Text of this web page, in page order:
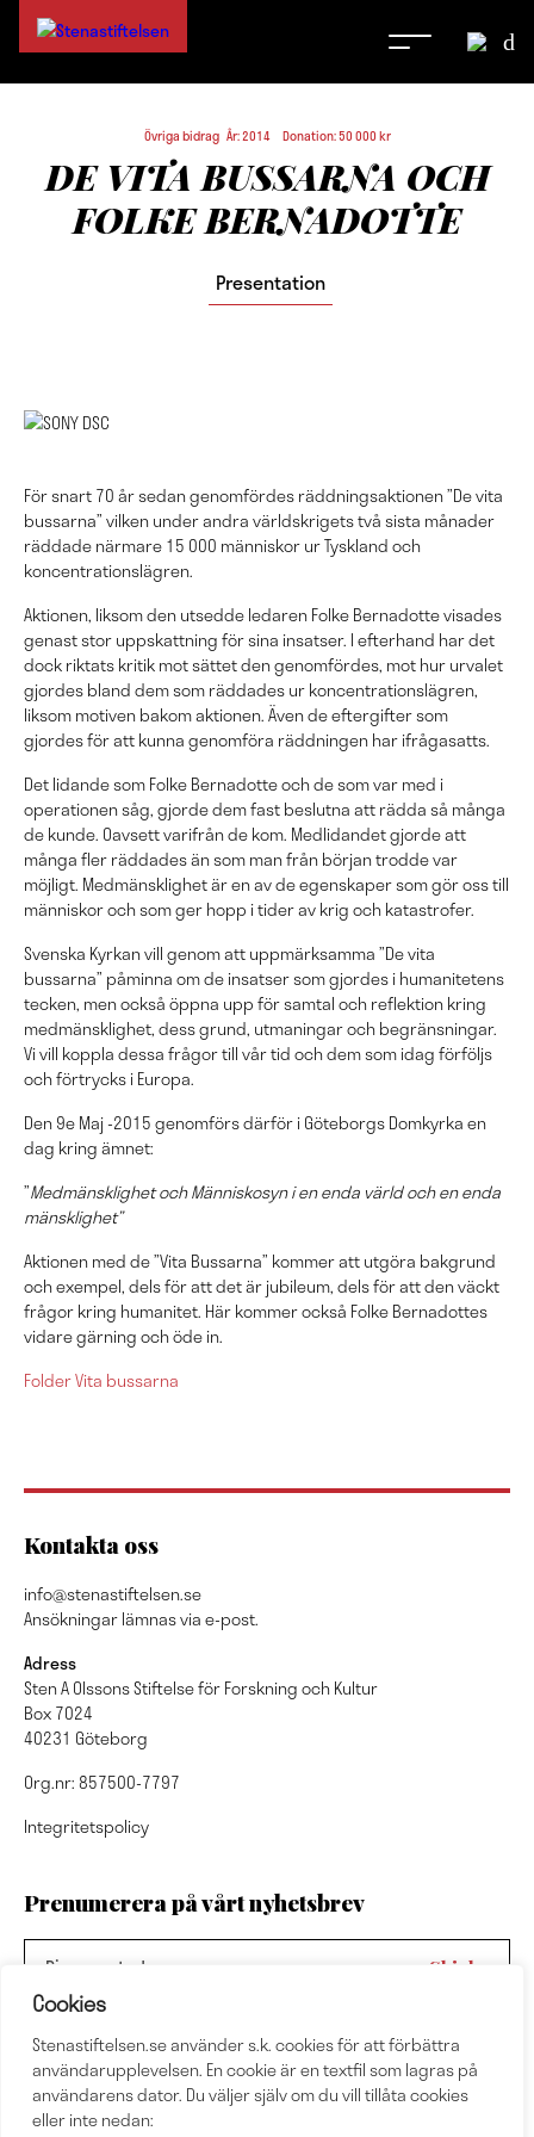
Cookies
Stenastiftelsen.se använder s.k. cookies för att förbättra
användarupplevelsen. En cookie är en textfil som lagras på
användarens dator. Du väljer själv om du vill tillåta cookies
eller inte nedan:
Övriga bidrag År: 2014 Donation: 50 000 kr
DE VITA BUSSARNA OCH
FOLKE BERNADOTTE
Presentation
För snart 70 år sedan genomfördes räddningsaktionen ”De vita
bussarna” vilken under andra världskrigets två sista månader
räddade närmare 15 000 människor ur Tyskland och
koncentrationslägren.
Aktionen, liksom den utsedde ledaren Folke Bernadotte visades
genast stor uppskattning för sina insatser. I efterhand har det
dock riktats kritik mot sättet den genomfördes, mot hur urvalet
gjordes bland dem som räddades ur koncentrationslägren,
liksom motiven bakom aktionen. Även de eftergifter som
gjordes för att kunna genomföra räddningen har ifrågasatts.
Det lidande som Folke Bernadotte och de som var med i
operationen såg, gjorde dem fast beslutna att rädda så många
de kunde. Oavsett varifrån de kom. Medlidandet gjorde att
många fler räddades än som man från början trodde var
möjligt. Medmänsklighet är en av de egenskaper som gör oss till
människor och som ger hopp i tider av krig och katastrofer.
Svenska Kyrkan vill genom att uppmärksamma ”De vita
bussarna” påminna om de insatser som gjordes i humanitetens
tecken, men också öppna upp för samtal och reflektion kring
medmänsklighet, dess grund, utmaningar och begränsningar.
Vi vill koppla dessa frågor till vår tid och dem som idag förföljs
och förtrycks i Europa.
Den 9e Maj -2015 genomförs därför i Göteborgs Domkyrka en
dag kring ämnet:
”Medmänsklighet och Människosyn i en enda värld och en enda
mänsklighet”
Aktionen med de ”Vita Bussarna” kommer att utgöra bakgrund
och exempel, dels för att det är jubileum, dels för att den väckt
frågor kring humanitet. Här kommer också Folke Bernadottes
vidare gärning och öde in.
Folder Vita bussarna
Kontakta oss
info@stenastiftelsen.se
Ansökningar lämnas via e-post.
Adress
Sten A Olssons Stiftelse för Forskning och Kultur
Box 7024
40231 Göteborg
Org.nr: 857500-7797
Integritetspolicy
Prenumerera på vårt nyhetsbrev
Nyhetsbrevsarkiv
Följ oss